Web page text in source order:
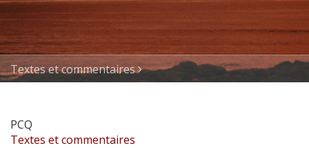
Textes et commentaires
PCQ
Textes et commentaires